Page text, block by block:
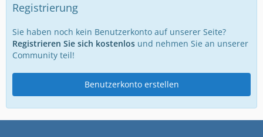
Registrierung
Sie haben noch kein Benutzerkonto auf unserer Seite?
Registrieren Sie sich kostenlos und nehmen Sie an unserer
Community teil!
Benutzerkonto erstellen